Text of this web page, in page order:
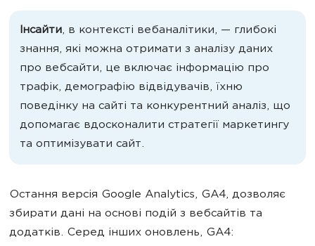
Інсайти, в контексті вебаналітики, — глибокі
знання, які можна отримати з аналізу даних
про вебсайти, це включає інформацію про
трафік, демографію відвідувачів, їхню
поведінку на сайті та конкурентний аналіз, що
допомагає вдосконалити стратегії маркетингу
та оптимізувати сайт.
Остання версія Google Analytics, GA4, дозволяє
збирати дані на основі подій з вебсайтів та
додатків. Серед інших оновлень, GA4: